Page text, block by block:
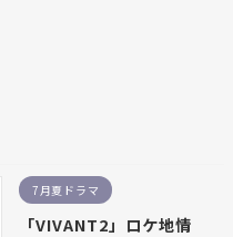
7月夏ドラマ
「VIVANT2」ロケ地情